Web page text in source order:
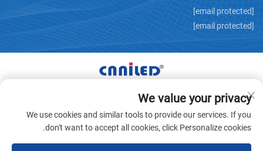
[email protected]
[email protected]
حقوق النشر © شركة Zhejiang Nailide Power Technology
المحدودة لتقنية الطاقة. جميع الحقوق محفوظة -سياسة الخصوصية
We value your privacy
We use cookies and similar tools to provide our services. If you
don't want to accept all cookies, click Personalize cookies.